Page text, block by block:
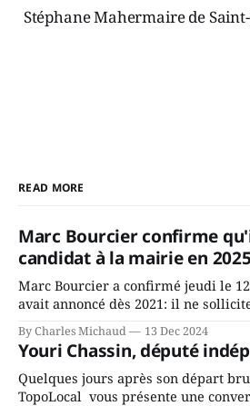
Stéphane Mahermaire de
READ MORE
Marc Bourcier confirme
candidat à la mairie en 2025
Marc Bourcier a confirmé jeudi le
avait annoncé dès 2021: il ne
fait l’annonce en s’adressant aux
rassemblés en soirée pour leur
By Charles Michaud 13 Dec 2024
Youri Chassin, député
Quelques jours après son départ
TopoLocal vous présente une